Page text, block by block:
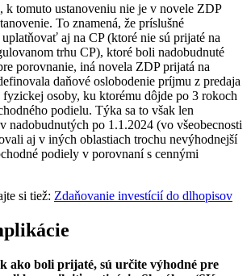
tomuto ustanoveniu nie je v novele ZDP
To znamená, že príslušné
aj na CP (ktoré nie sú prijaté na
trhu CP), ktoré boli nadobudnuté
porovnanie, iná novela ZDP prijatá na
daňové oslobodenie príjmu z predaja
osoby, ku ktorému dôjde po 3 rokoch
podielu. Týka sa to však len
nadobudnutých po 1.1.2024 (vo všeobecnosti
aj v iných oblastiach trochu nevýhodnejší
podiely v porovnaní s cennými
si tiež: Zdaňovanie investícií do dlhopisov
ako boli prijaté, sú určite výhodné pre